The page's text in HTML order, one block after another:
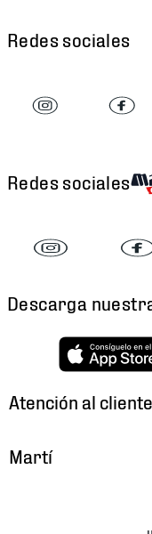
Redes sociales
Redes sociales
Descarga
Atención al cliente
Martí